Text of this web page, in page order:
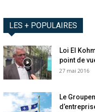
LES + POPULAIRES
Loi El
point de
27 mai 2016
Le